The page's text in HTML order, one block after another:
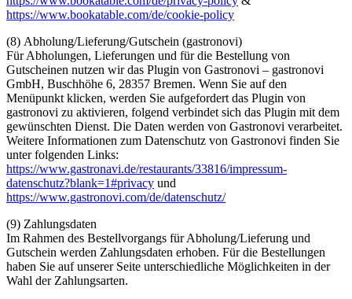
https://www.bookatable.com/de/cookie-policy
(8) Abholung/Lieferung/Gutschein (gastronovi)
Für Abholungen, Lieferungen und für die Bestellung von
Gutscheinen nutzen wir das Plugin von Gastronovi – gastronovi
GmbH, Buschhöhe 6, 28357 Bremen. Wenn Sie auf den
Menüpunkt klicken, werden Sie aufgefordert das Plugin von
gastronovi zu aktivieren, folgend verbindet sich das Plugin mit dem
gewünschten Dienst. Die Daten werden von Gastronovi verarbeitet.
Weitere Informationen zum Datenschutz von Gastronovi finden Sie
unter folgenden Links:
https://www.gastronavi.de/restaurants/33816/impressum-
datenschutz?blank=1#privacy und
https://www.gastronovi.com/de/datenschutz/
(9) Zahlungsdaten
Im Rahmen des Bestellvorgangs für Abholung/Lieferung und
Gutschein werden Zahlungsdaten erhoben. Für die Bestellungen
haben Sie auf unserer Seite unterschiedliche Möglichkeiten in der
Wahl der Zahlungsarten.